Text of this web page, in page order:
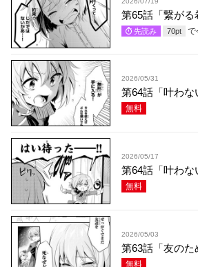
第65話「繋がる
先読み 70pt で
2026/05/31
第64話「叶わな
無料
2026/05/17
第64話「叶わな
無料
2026/05/03
第63話「友のた
無料